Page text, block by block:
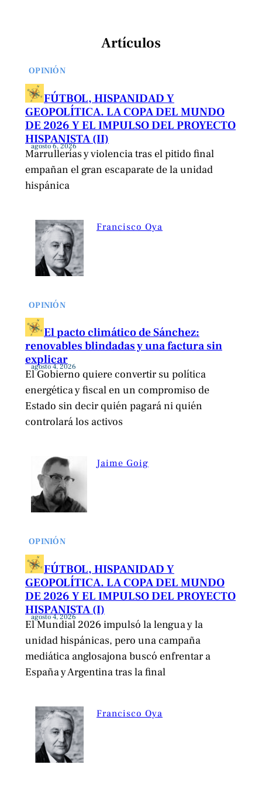
Artículos
OPINIÓN
FÚTBOL, HISPANIDAD Y
GEOPOLÍTICA. LA COPA DEL MUNDO
DE 2026 Y EL IMPULSO DEL PROYECTO
HISPANISTA (II)
agosto 6, 2026
Marrullerías y violencia tras el pitido final
empañan el gran escaparate de la unidad
hispánica
Francisco Oya
OPINIÓN
El pacto climático de Sánchez:
renovables blindadas y una factura sin
explicar
agosto 4, 2026
El Gobierno quiere convertir su política
energética y fiscal en un compromiso de
Estado sin decir quién pagará ni quién
controlará los activos
Jaime Goig
OPINIÓN
FÚTBOL, HISPANIDAD Y
GEOPOLÍTICA. LA COPA DEL MUNDO
DE 2026 Y EL IMPULSO DEL PROYECTO
HISPANISTA (I)
agosto 4, 2026
El Mundial 2026 impulsó la lengua y la
unidad hispánicas, pero una campaña
mediática anglosajona buscó enfrentar a
España y Argentina tras la final
Francisco Oya